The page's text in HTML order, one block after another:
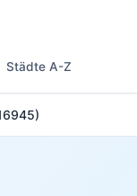
Städte A-Z